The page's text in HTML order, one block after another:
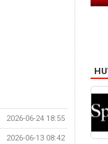
2026-06-24 18:55
2026-06-13 08:42